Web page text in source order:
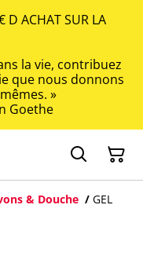
D ACHAT SUR LA
la vie, contribuez
que nous donnons
»
Goethe
& Douche / GEL